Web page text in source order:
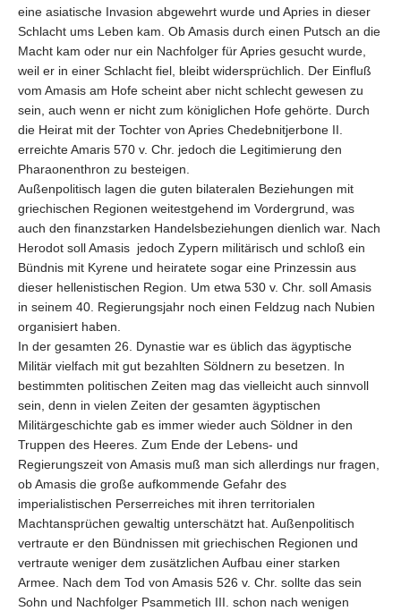
eine asiatische Invasion abgewehrt wurde und Apries in dieser
Schlacht ums Leben kam. Ob Amasis durch einen Putsch an die
Macht kam oder nur ein Nachfolger für Apries gesucht wurde,
weil er in einer Schlacht fiel, bleibt widersprüchlich. Der Einfluß
vom Amasis am Hofe scheint aber nicht schlecht gewesen zu
sein, auch wenn er nicht zum königlichen Hofe gehörte. Durch
die Heirat mit der Tochter von Apries Chedebnitjerbone II
erreichte Amaris 570 v. Chr. jedoch die L egitimierung den
Pharaonenthron zu besteigen.
Außenpolitisch lagen die guten bilateralen Beziehungen mit
griechischen Regionen weitestgehend im Vordergrund, was
auch den finanzstarken Handelsbeziehungen dienlich war. Nach
Herodot soll Amasis jedoch Zypern militärisch und schloß ein
Bündnis mit Kyrene und heiratete sogar eine Prinzessin aus
dieser hellenistischen Region. Um etwa 530 v. Chr. soll Amasis
in seinem 40. Regierungsjahr noch einen Feldzug nach Nubien
organisiert haben.
In der gesamten 26. Dynastie war es üblich das ägyptische
Militär vielfach mit gut bezahlten Söldnern zu besetzen. In
bestimmten politischen Zeiten mag das vielleicht auch sinnvoll
sein, denn in vielen Zeiten der gesamten ägyptischen
Militärgeschichte gab es immer wieder auch Söldner in den
Truppen des Heeres. Zum Ende der Lebens- und
Regierungszeit von Amasis muß man sich allerdings nur fragen,
ob Amasis die große aufkommende Gefahr des
imperialistischen Perserreiches mit ihren territorialen
Machtansprüchen gewaltig unterschätzt hat. Außenpolitisch
vertraute er den Bündnissen mit griechischen Regionen und
vertraute weniger dem zusätzlichen Aufbau einer starken
Armee. Nach dem Tod von Amasis 526 v. Chr. sollte das sein
Sohn und Nachfolger Psammetich III. schon nach wenigen